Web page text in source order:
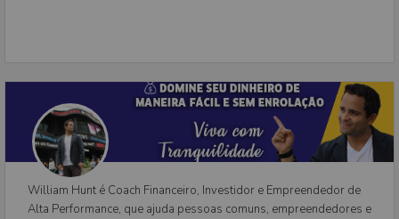
William Hunt é Coach Financeiro, Investidor e Empreendedor de
Alta Performance, que ajuda pessoas comuns, empreendedores e